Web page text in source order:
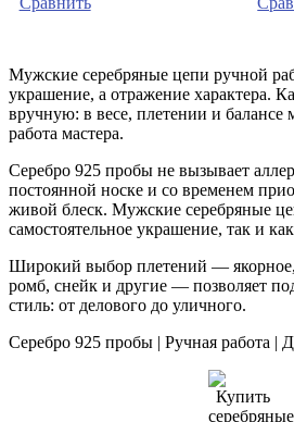
Мужские серебряные цепи ручной
украшение, а отражение характера.
вручную: в весе, плетении и балансе
работа мастера.
Серебро 925 пробы не вызывает
постоянной носке и со временем
живой блеск. Мужские серебряные
самостоятельное украшение, так и
Широкий выбор плетений —
ромб, снейк и другие — позволяет
стиль: от делового до уличного.
Серебро 925 пробы | Ручная работа |